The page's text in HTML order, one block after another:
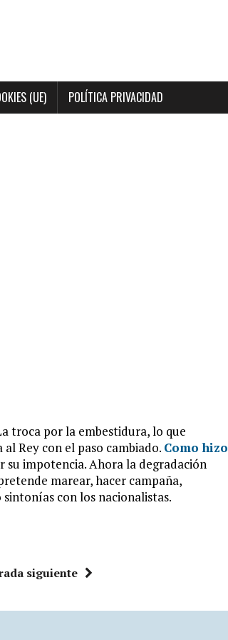
(UE) POLÍTICA PRIVACIDAD
troca por la embestidura, lo que
Rey con el paso cambiado. Como hizo
su impotencia. Ahora la degradación
marear, hacer campaña,
con los nacionalistas.
siguiente